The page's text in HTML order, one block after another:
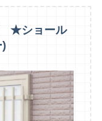
★ショール
)